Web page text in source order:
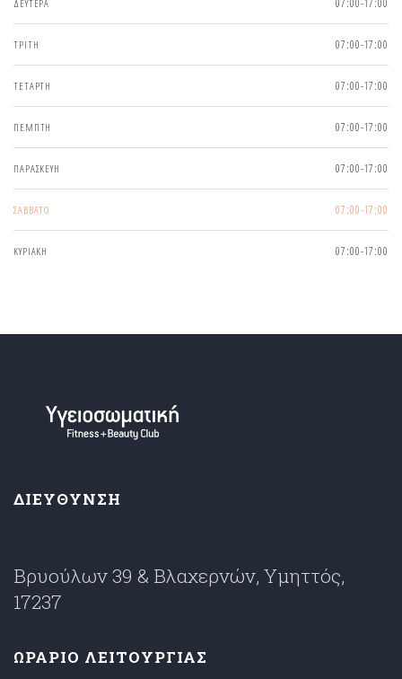
07:00-17:00
ΤΡΙΤΗ 07:00-17:00
ΤΕΤΑΡΤΗ 07:00-17:00
ΠΕΜΠΤΗ 07:00-17:00
ΠΑΡΑΣΚΕΥΗ 07:00-17:00
ΣΑΒΒΑΤΟ 07:00-17:00
ΚΥΡΙΑΚΗ 07:00-17:00
ΔΙΕΥΘΥΝΣΗ
Βρυούλων 39 & Βλαχερνών, Υμηττός,
17237
ΩΡΑΡΙΟ ΛΕΙΤΟΥΡΓΙΑΣ